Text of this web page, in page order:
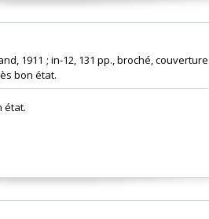
1911 ; in-12, 131 pp., broché, couverture
bon état.‎
état.‎